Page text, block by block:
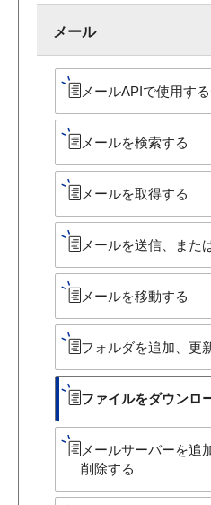
メール
メールAPIで​使用す
メールを​検索する
メールを​取得する
メールを​送信、​また
メールを​移動する
フォルダを​追加、​更
ファイルを​ダウンロ
メールサーバーを​追
削除する